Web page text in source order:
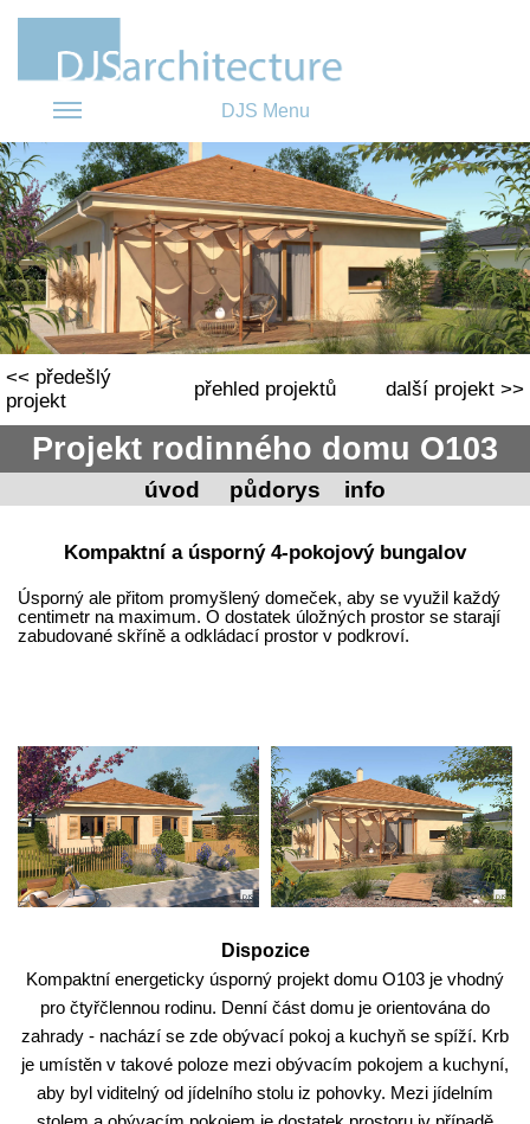
DJS Menu
<< předešlý
projekt
přehled projektů další projekt >>
Projekt rodinného domu O103
úvod půdorys info
Kompaktní a úsporný 4-pokojový bungalov
Úsporný ale přitom promyšlený domeček, aby se využil každý
centimetr na maximum. O dostatek úložných prostor se starají
zabudované skříně a odkládací prostor v podkroví.
Dispozice
Kompaktní energeticky úsporný projekt domu O103 je vhodný
pro čtyřčlennou rodinu. Denní část domu je orientována do
zahrady - nachází se zde obývací pokoj a kuchyň se spíží. Krb
je umístěn v takové poloze mezi obývacím pokojem a kuchyní,
aby byl viditelný od jídelního stolu iz pohovky. Mezi jídelním